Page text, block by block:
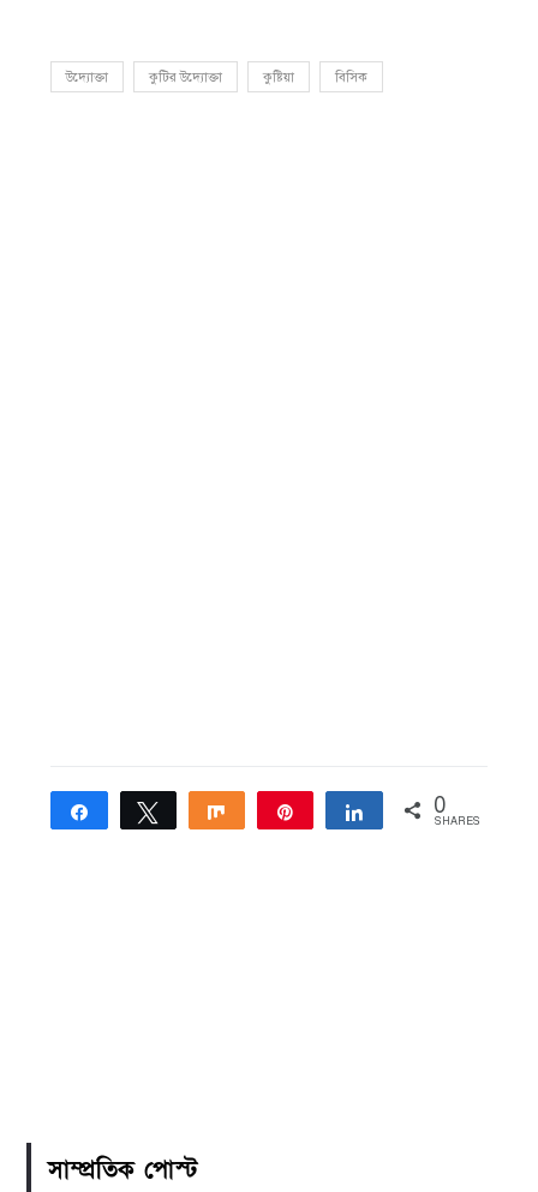
উদ্যোক্তা কুটির উদ্যোক্তা কুষ্টিয়া বিসিক
Share Tweet Share Share 0
SHARES
সাম্প্রতিক পোস্ট